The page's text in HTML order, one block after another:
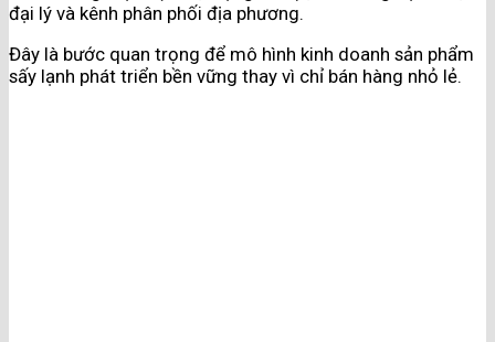
đại lý và kênh phân phối địa phương.
Đây là bước quan trọng để mô hình kinh doanh sản phẩm
sấy lạnh phát triển bền vững thay vì chỉ bán hàng nhỏ lẻ.